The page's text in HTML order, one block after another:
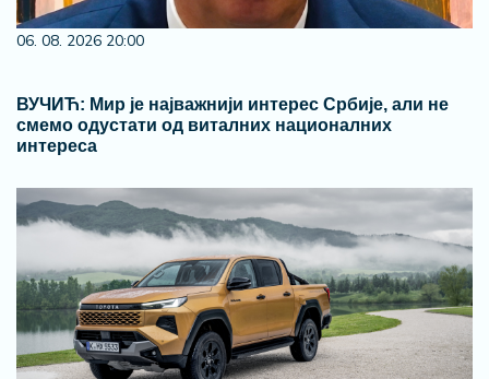
06. 08. 2026 20:00
ВУЧИЋ: Мир је најважнији интерес Србије, али не
смемо одустати од виталних националних
интереса